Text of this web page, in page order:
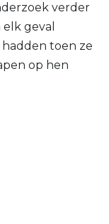
verder
geval
toen ze
op hen